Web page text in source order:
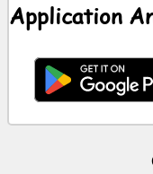
Jeux
Application